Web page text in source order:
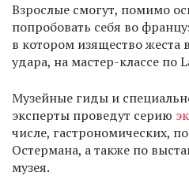
Взрослые смогут, помимо
попробовать себя во
в котором изящество жеста
удара, на мастер-классе по
Музейные гиды и
эксперты проведут серию
числе, гастрономических,
Остермана, а также по
музея.